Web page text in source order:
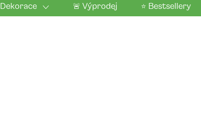
Dekorace 🚨 Výprodej ⭐ Bestsellery